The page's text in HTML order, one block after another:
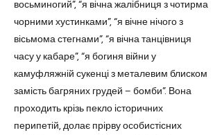
восьминогий”, “я вічна жалібниця з чотирма
чорними хустинками”, “я вічне нічого з
вісьмома стегнами”, “я вічна танцівниця
часу у кабаре”, “я богиня війни у
камуфляжній сукенці з металевим блиском
замість багряних грудей – бомби”. Вона
проходить крізь пекло історичних
перипетій, долає прірву особистісних